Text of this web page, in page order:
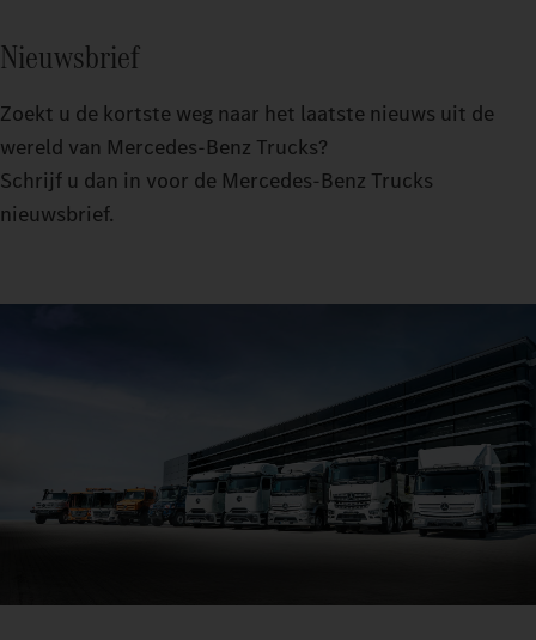
Nieuwsbrief
Zoekt u de kortste weg naar het laatste nieuws uit de
wereld van Mercedes‑Benz Trucks?
Schrijf u dan in voor de Mercedes‑Benz Trucks
nieuwsbrief.